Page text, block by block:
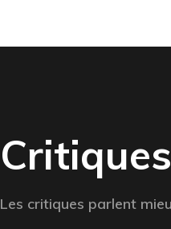
Les critiques parlent